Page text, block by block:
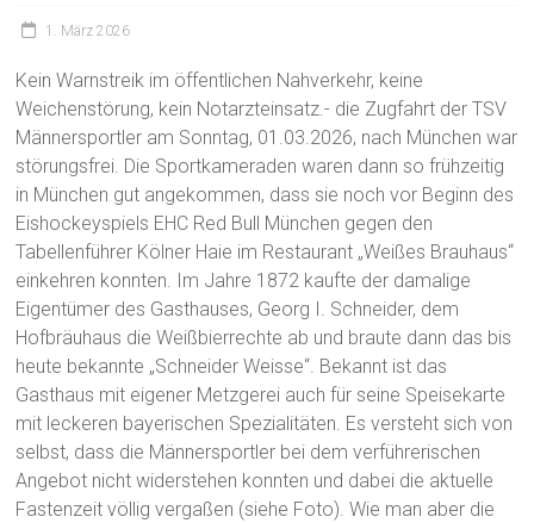
1. März 2026
Kein Warnstreik im öffentlichen Nahverkehr, keine
Weichenstörung, kein Notarzteinsatz.- die Zugfahrt der TSV
Männersportler am Sonntag, 01.03.2026, nach München war
störungsfrei. Die Sportkameraden waren dann so frühzeitig
in München gut angekommen, dass sie noch vor Beginn des
Eishockeyspiels EHC Red Bull München gegen den
Tabellenführer Kölner Haie im Restaurant „Weißes Brauhaus“
einkehren konnten. Im Jahre 1872 kaufte der damalige
Eigentümer des Gasthauses, Georg I. Schneider, dem
Hofbräuhaus die Weißbierrechte ab und braute dann das bis
heute bekannte „Schneider Weisse“. Bekannt ist das
Gasthaus mit eigener Metzgerei auch für seine Speisekarte
mit leckeren bayerischen Spezialitäten. Es versteht sich von
selbst, dass die Männersportler bei dem verführerischen
Angebot nicht widerstehen konnten und dabei die aktuelle
Fastenzeit völlig vergaßen (siehe Foto). Wie man aber die